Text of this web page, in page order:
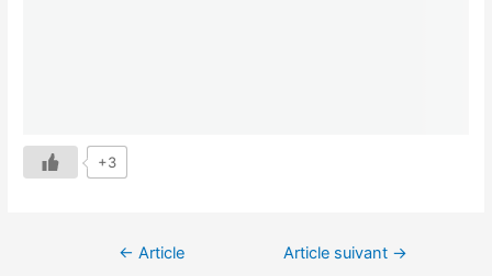
+3
← Article
Article suivant →